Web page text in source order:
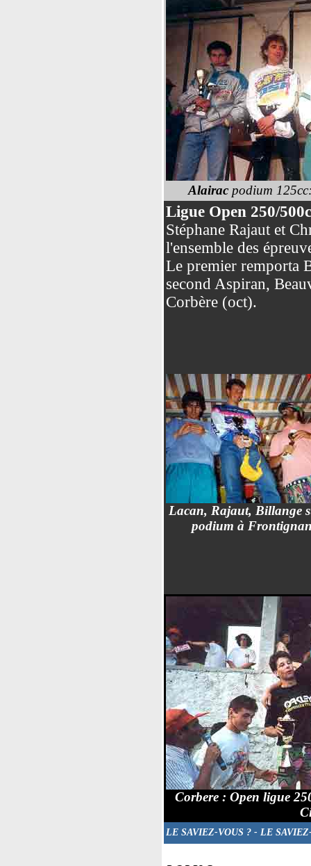
Alairacpodium
Ligue Open 250/
Stéphane Rajaut et
l'ensemble des
Le premier remporta
second Aspiran,
Corbère (oct).
Lacan, Rajaut, Billange
podium à
Corbere : Open ligue
LE SAVIEZ-VOUS ? - LE